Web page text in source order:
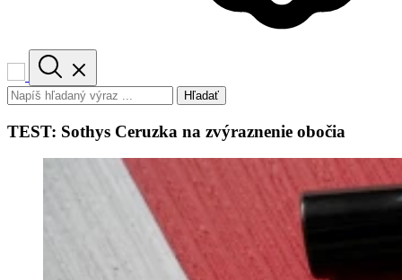
Hľadať
TEST: Sothys Ceruzka na zvýraznenie obočia